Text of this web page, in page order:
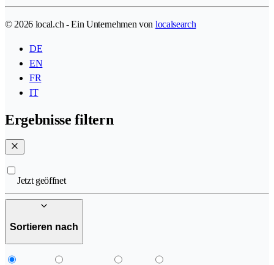
© 2026 local.ch - Ein Unternehmen von localsearch
DE
EN
FR
IT
Ergebnisse filtern
Jetzt geöffnet
Sortieren nach